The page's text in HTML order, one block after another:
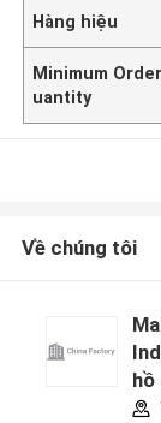
Hàng hiệu
Minimum
uantity
Về chúng tôi
hồ